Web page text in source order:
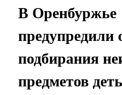
В Оренбуржье
предупредили
подбирания
предметов